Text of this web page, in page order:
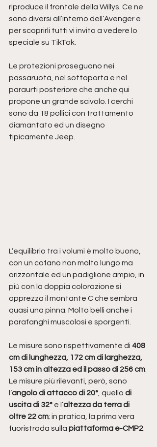
riproduce il frontale della Willys. Ce ne
sono diversi all’interno dell’Avenger e
per scoprirli tutti vi invito a vedere lo
speciale su TikTok.
Le protezioni proseguono nei
passaruota, nel sottoporta e nel
paraurti posteriore che anche qui
propone un grande scivolo. I cerchi
sono da 18 pollici con trattamento
diamantato ed un disegno
tipicamente Jeep.
L’equilibrio tra i volumi è molto buono,
con un cofano non molto lungo ma
orizzontale ed un padiglione ampio, in
più con la doppia colorazione si
apprezza il montante C che sembra
quasi una pinna. Molto belli anche i
parafanghi muscolosi e sporgenti.
Le misure sono rispettivamente di 408
cm di lunghezza, 172 cm di larghezza,
153 cm in altezza ed il passo di 256 cm
Le misure più rilevanti, però, sono
l’angolo di attacco di 20° , quello di
uscita di 32° e l’altezza da terra di
oltre 22 cm; in pratica, la prima vera
fuoristrada sulla piattaforma e-CMP2